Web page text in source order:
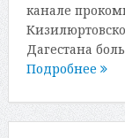
канале
Дагестана
Подробнее